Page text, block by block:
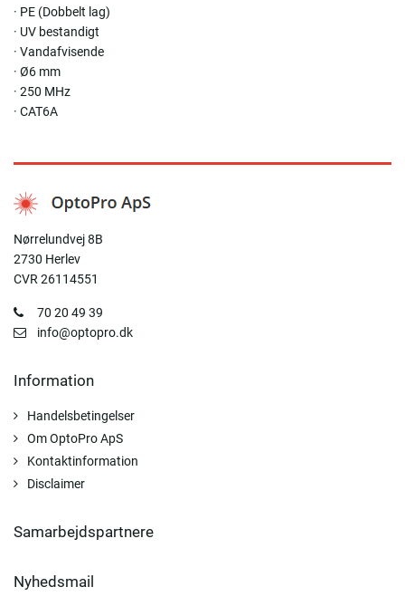
· PE (Dobbelt lag)
· UV bestandigt
· Vandafvisende
· Ø6 mm
· 250 MHz
· CAT6A
Nørrelundvej 8B
2730 Herlev
CVR 26114551
70 20 49 39
info@optopro.dk
Information
Handelsbetingelser
Om OptoPro ApS
Kontaktinformation
Disclaimer
Samarbejdspartnere
Nyhedsmail